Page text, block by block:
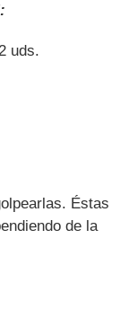
uds.
Éstas
de la